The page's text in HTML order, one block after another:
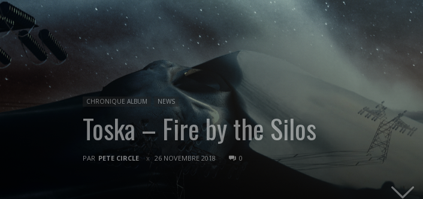
CHRONIQUE ALBUM NEWS
Toska – Fire by the Silos
PAR PETE CIRCLE 26 NOVEMBRE 2018 0